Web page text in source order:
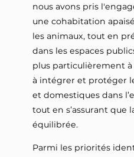
nous avons pris
une cohabitation
les animaux, tout en
dans les espaces
plus particulièrement à
à intégrer et protéger
et domestiques dans
tout en s’assurant que
équilibrée.
Parmi les priorités